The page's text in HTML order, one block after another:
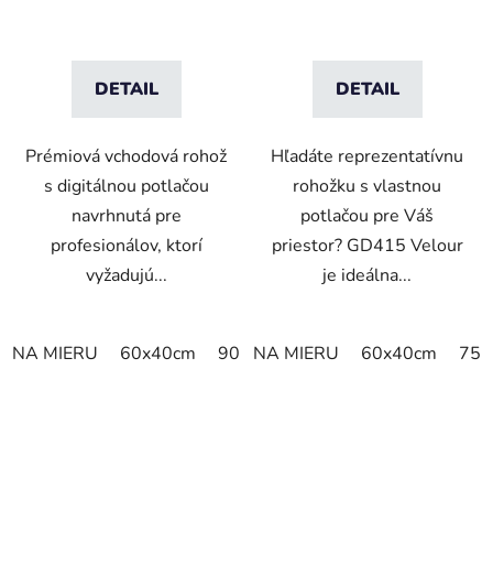
DETAIL
Prémiová vchodová rohož
s digitálnou potlačou
navrhnutá pre
profesionálov, ktorí
vyžadujú...
NA MIERU 60x40cm 90x60cm 60cm x 80cm
DETAIL
Hľadáte reprezentatívnu
rohožku s vlastnou
potlačou pre Váš
priestor? GD415 Velour
je ideálna...
NA MIERU 60x40cm